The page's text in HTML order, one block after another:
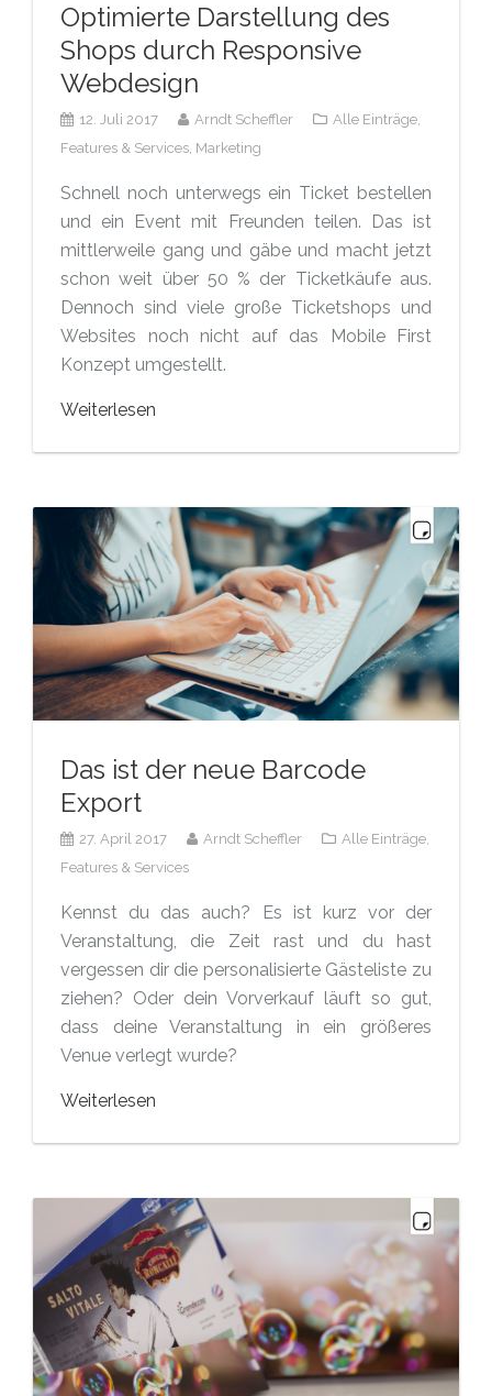
Optimierte Darstellung des
Shops durch Responsive
Webdesign
12. Juli 2017 Arndt Scheffler
Alle Einträge,
Features & Services, Marketing
Schnell noch unterwegs ein Ticket bestellen
und ein Event mit Freunden teilen. Das ist
mittlerweile gang und gäbe und macht jetzt
schon weit über 50 % der Ticketkäufe aus.
Dennoch sind viele große Ticketshops und
Websites noch nicht auf das Mobile First
Konzept umgestellt.
Weiterlesen
Das ist der neue Barcode
Export
27. April 2017 Arndt Scheffler
Alle Einträge,
Features & Services
Kennst du das auch? Es ist kurz vor der
Veranstaltung, die Zeit rast und du hast
vergessen dir die personalisierte Gästeliste zu
ziehen? Oder dein Vorverkauf läuft so gut,
dass deine Veranstaltung in ein größeres
Venue verlegt wurde?
Weiterlesen